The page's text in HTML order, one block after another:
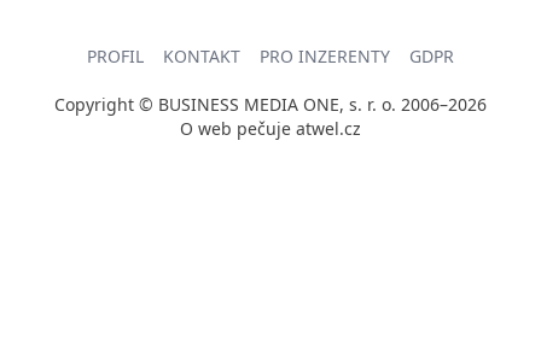
PROFIL KONTAKT PRO INZERENTY GDPR
Copyright © BUSINESS MEDIA ONE, s. r. o. 2006–2026